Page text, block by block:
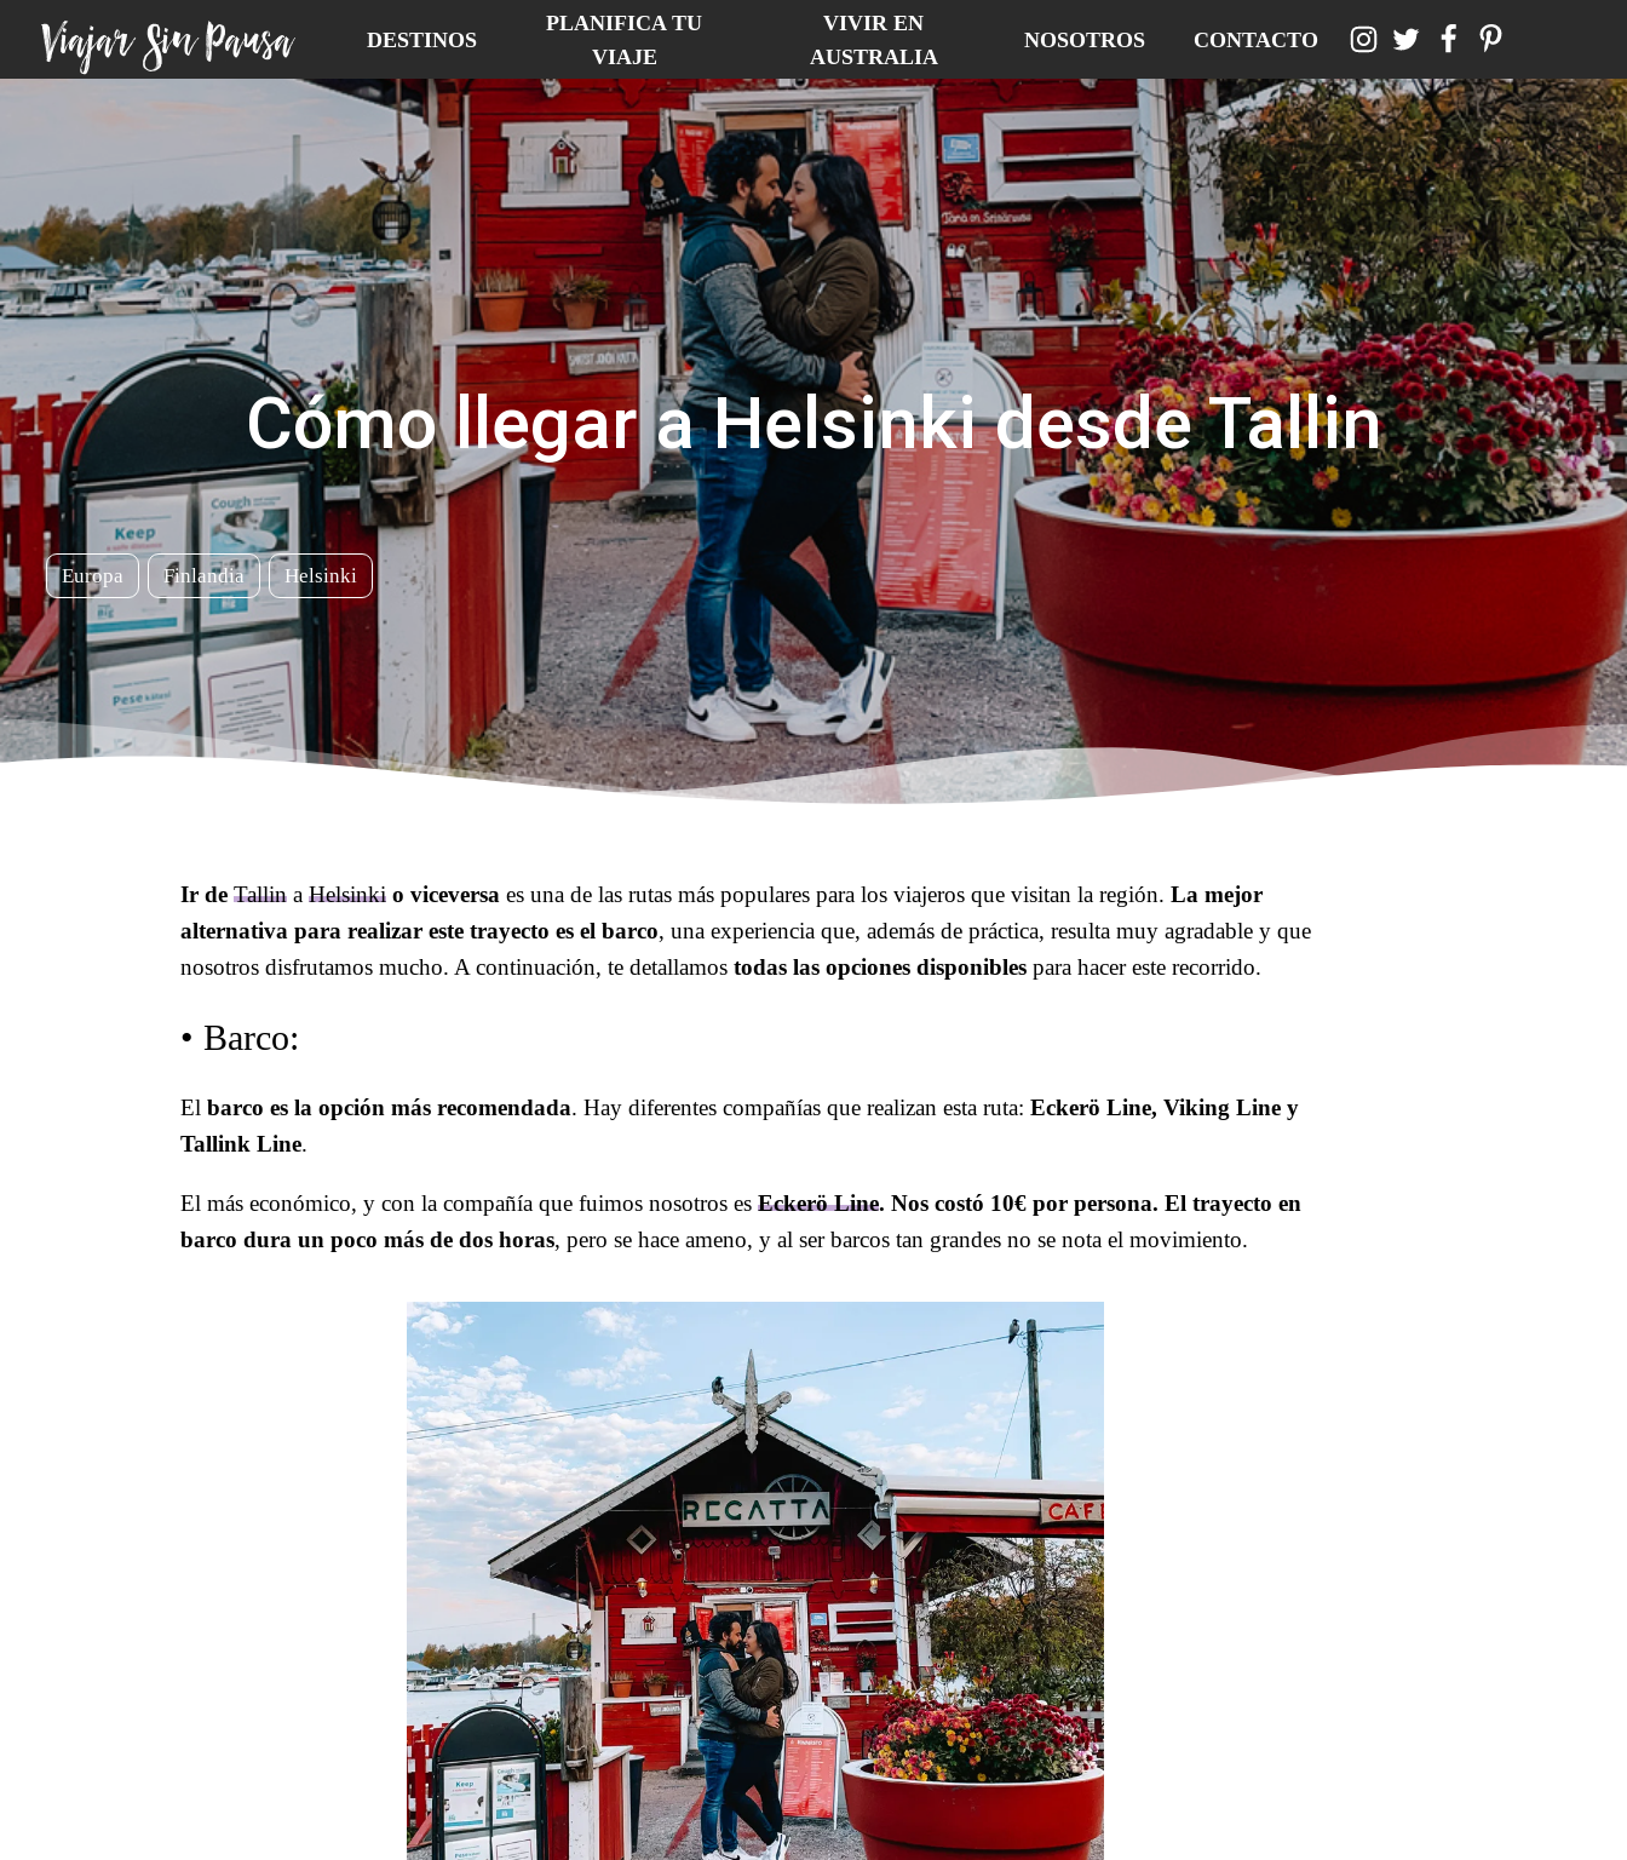
Viajar Sin Pausa DESTINOS
PLANIFICA TU
VIAJE
VIVIR EN
AUSTRALIA
NOSOTROS CONTACTO
Europa Finlandia Helsinki
Cómo llegar a Helsinki desde Tallin
Ir de Tallin a Helsinki o viceversa es una de las rutas más populares para los viajeros que visitan la región. La mejor
alternativa para realizar este trayecto es el barco, una experiencia que, además de práctica, resulta muy agradable y que
nosotros disfrutamos mucho. A continuación, te detallamos todas las opciones disponibles para hacer este recorrido.
• Barco:
El barco es la opción más recomendada. Hay diferentes compañías que realizan esta ruta: Eckerö Line, Viking Line y
Tallink Line.
El más económico, y con la compañía que fuimos nosotros es Eckerö Line. Nos costó 10€ por persona. El trayecto en
barco dura un poco más de dos horas, pero se hace ameno, y al ser barcos tan grandes no se nota el movimiento.